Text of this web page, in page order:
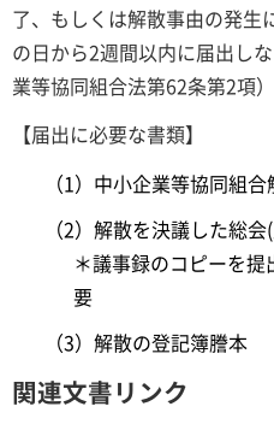
了、もしくは解散事由の発生
の日から2週間以内に届出し
業等協同組合法第62条第2項）
【届出に必要な書類】
（1）中小企業等協同組
（2）解散を決議した総
＊議事録のコピーを
要
（3）解散の登記簿謄本
関連文書リンク